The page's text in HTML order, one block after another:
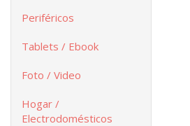
Periféricos
Tablets / Ebook
Foto / Video
Hogar /
Electrodomésticos